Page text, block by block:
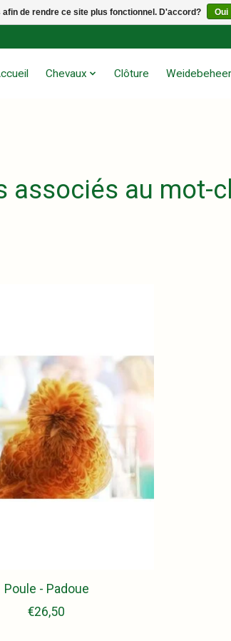
Chevaux Clôture
associés au mot-
Poule - Padoue
€26,50
de rendre ce site plus fonctionnel. D'accord? Oui